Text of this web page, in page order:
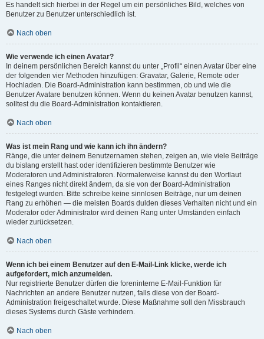
Es handelt sich hierbei in der Regel um ein persönliches Bild, welches von
Benutzer zu Benutzer unterschiedlich ist.
Nach oben
Wie verwende ich einen Avatar?
In deinem persönlichen Bereich kannst du unter „Profil“ einen Avatar über eine
der folgenden vier Methoden hinzufügen: Gravatar, Galerie, Remote oder
Hochladen. Die Board-Administration kann bestimmen, ob und wie die
Benutzer Avatare benutzen können. Wenn du keinen Avatar benutzen kannst,
solltest du die Board-Administration kontaktieren.
Nach oben
Was ist mein Rang und wie kann ich ihn ändern?
Ränge, die unter deinem Benutzernamen stehen, zeigen an, wie viele Beiträge
du bislang erstellt hast oder identifizieren bestimmte Benutzer wie
Moderatoren und Administratoren. Normalerweise kannst du den Wortlaut
eines Ranges nicht direkt ändern, da sie von der Board-Administration
festgelegt wurden. Bitte schreibe keine sinnlosen Beiträge, nur um deinen
Rang zu erhöhen — die meisten Boards dulden dieses Verhalten nicht und ein
Moderator oder Administrator wird deinen Rang unter Umständen einfach
wieder zurücksetzen.
Nach oben
Wenn ich bei einem Benutzer auf den E-Mail-Link klicke, werde ich
aufgefordert, mich anzumelden.
Nur registrierte Benutzer dürfen die foreninterne E-Mail-Funktion für
Nachrichten an andere Benutzer nutzen, falls diese von der Board-
Administration freigeschaltet wurde. Diese Maßnahme soll den Missbrauch
dieses Systems durch Gäste verhindern.
Nach oben